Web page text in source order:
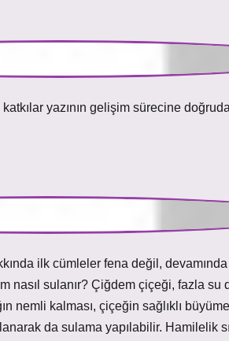
yazının gelişim sürecine
ilk cümleler fena değil,
nasıl sulanır? Çiğdem çiçeği, fazla su
nemli kalması, çiçeğin sağlıklı
da sulama yapılabilir. Hamilelik